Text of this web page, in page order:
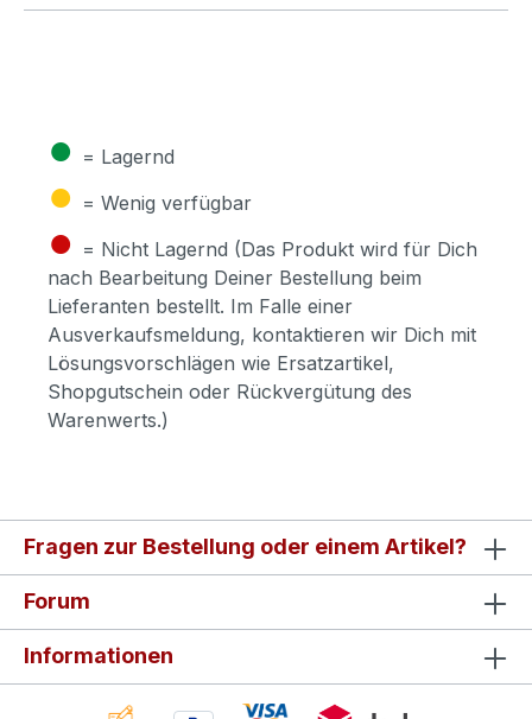
● = Lagernd
● = Wenig verfügbar
● = Nicht Lagernd (Das Produkt wird für Dich
nach Bearbeitung Deiner Bestellung beim
Lieferanten bestellt. Im Falle einer
Ausverkaufsmeldung, kontaktieren wir Dich mit
Lösungsvorschlägen wie Ersatzartikel,
Shopgutschein oder Rückvergütung des
Warenwerts.)
Fragen zur Bestellung oder einem Artikel?
Forum
Informationen